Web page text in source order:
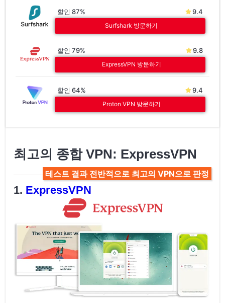
할인 87% 9.4
Surfshark 방문하기
할인 79% 9.8
ExpressVPN 방문하기
할인 64% 9.4
Proton VPN 방문하기
최고의 종합 VPN: ExpressVPN
테스트 결과 전반적으로 최고의 VPN으로 판정
ExpressVPN